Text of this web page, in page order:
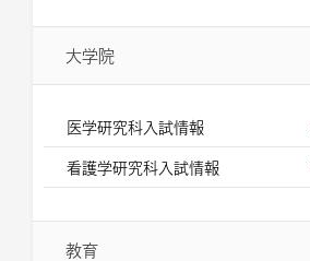
大学院
医学研究科入試情報
看護学研究科入試情報
教育